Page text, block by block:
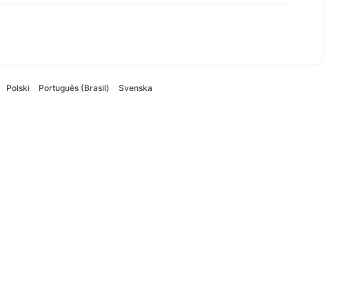
Polski Português (Brasil) Svenska